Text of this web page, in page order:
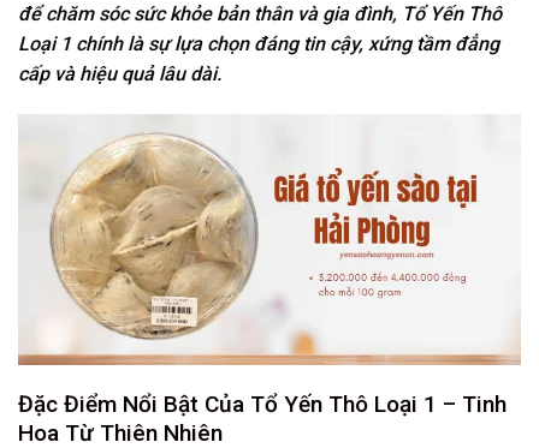
để chăm sóc sức khỏe bản thân và gia đình, Tổ Yến Thô
Loại 1 chính là sự lựa chọn đáng tin cậy, xứng tầm đẳng
cấp và hiệu quả lâu dài.
Đặc Điểm Nổi Bật Của Tổ Yến Thô Loại 1 – Tinh
Hoa Từ Thiên Nhiên